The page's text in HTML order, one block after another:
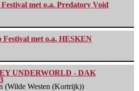
Festival met o.a. Predatory Void
Festival met o.a. HESKEN
UNDERWORLD - DAK
(Wilde Westen (Kortrijk))